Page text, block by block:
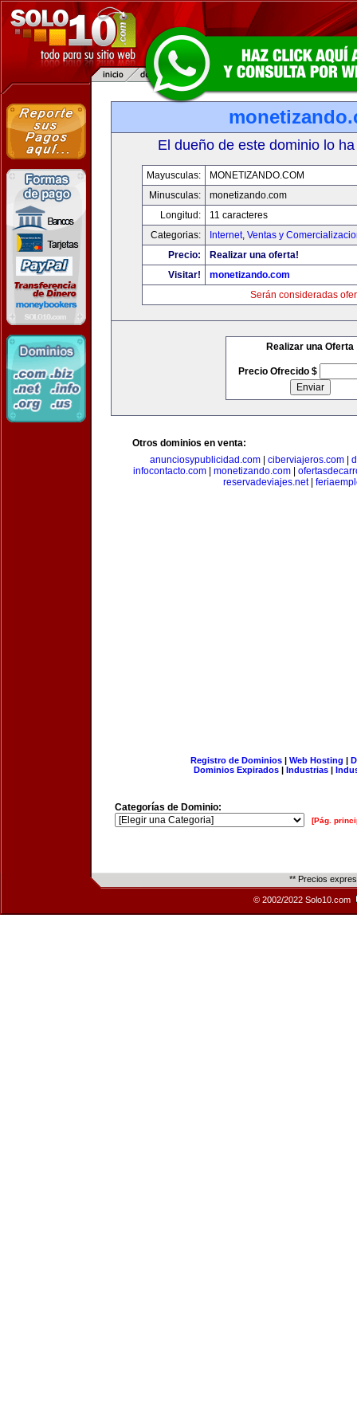
El dueño de este dominio lo
Mayusculas:
MONETIZANDO.COM
Minusculas:
monetizando.com
Longitud:
11 caracteres
Categorias:
Internet, Ventas y
Precio:
Realizar una oferta!
Visitar!
monetizando.com
Serán consideradas
Realizar una Oferta
Precio Ofrecido $
Otros dominios en venta:
anunciosypublicidad.com| ciberviajeros.com|
infocontacto.com
monetizando.com
reservadeviajes.net|
Registro de Dominios| Web Hosting |
Dominios Expirados | Industrias |
Categorías de Dominio:
[Pág.
** Precios
© 2002/2022 Solo10.com